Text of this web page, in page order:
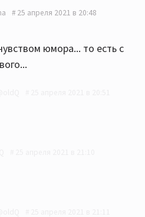
25 апреля 2021 в 20:48
юмора... то есть с
юмора к изначально
ответы на некоторые,